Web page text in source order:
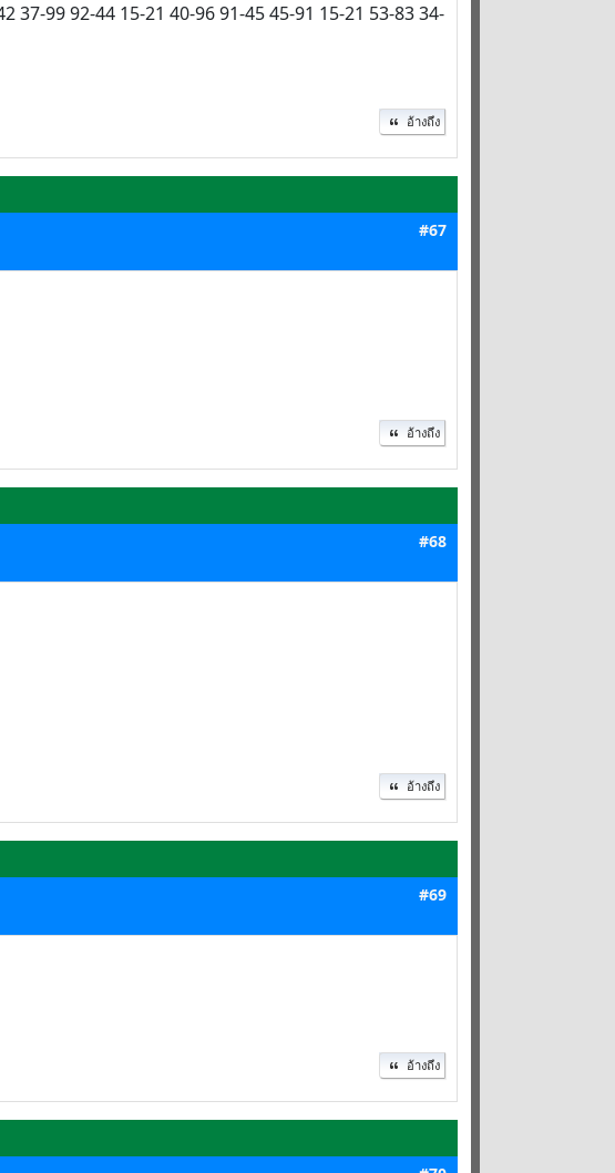
37-99 92-44 15-21 40-96 91-45 45-91 15-21 53-83 34-
อ้างถึง
#67
อ้างถึง
#68
อ้างถึง
#69
อ้างถึง